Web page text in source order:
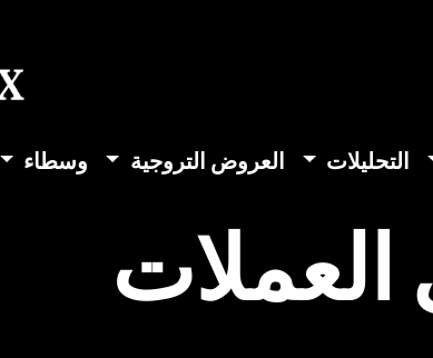
التحليلات العروض التروجية وسطاء
العملات